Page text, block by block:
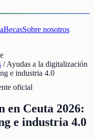
BecasSobre nosotros
/Ayudas a la digitalización
e industria 4.0
oficial
en Ceuta 2026:
e industria 4.0